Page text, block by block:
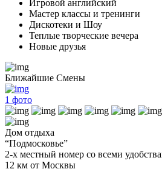
Игровой английский
Мастер классы и тренинги
Дискотеки и Шоу
Теплые творческие вечера
Новые друзья
Ближайшие Смены
1 фото
Дом отдыха
“Подмосковье”
2-х местный номер со всеми
12 км от Москвы